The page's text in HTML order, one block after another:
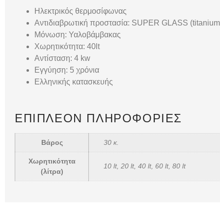
Ηλεκτρικός θερμοσίφωνας
Αντιδιαβρωτική προστασία: SUPER GLASS
Μόνωση: Υαλοβάμβακας
Χωρητικότητα: 40lt
Αντίσταση: 4 kw
Εγγύηση: 5 χρόνια
Ελληνικής κατασκευής
ΕΠΙΠΛΈΟΝ ΠΛΗΡΟΦΟΡΊΕΣ
Βάρος 30 κ.
Χωρητικότητα
(λίτρα)
10 lt, 20 lt, 40 lt, 60 lt, 80 lt